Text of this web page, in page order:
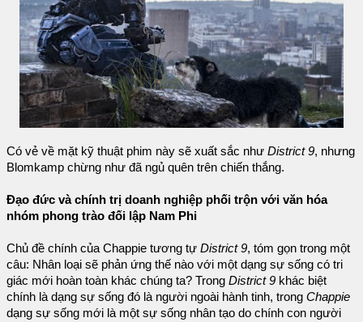
Có vẻ về mặt kỹ thuật phim này sẽ xuất sắc như District 9, nhưng
Blomkamp chừng như đã ngủ quên trên chiến thắng.
Đạo đức và chính trị doanh nghiệp phối trộn với văn hóa
nhóm phong trào đối lập Nam Phi
Chủ đề chính của Chappie tương tự District 9, tóm gọn trong một
câu: Nhân loại sẽ phản ứng thế nào với một dạng sự sống có tri
giác mới hoàn toàn khác chúng ta? Trong District 9 khác biệt
chính là dạng sự sống đó là người ngoài hành tinh, trong Chappie
dạng sự sống mới là một sự sống nhân tạo do chính con người